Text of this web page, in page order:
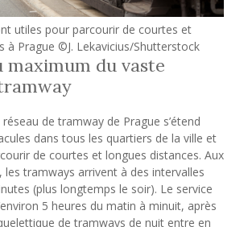
utiles pour parcourir de courtes et
à Prague ©J. Lekavicius/Shutterstock
maximum du vaste
réseau de tramway de Prague s’étend
dans tous les quartiers de la ville et
de courtes et longues distances. Aux
les tramways arrivent à des intervalles
(plus longtemps le soir). Le service
5 heures du matin à minuit, après
de tramways de nuit entre en